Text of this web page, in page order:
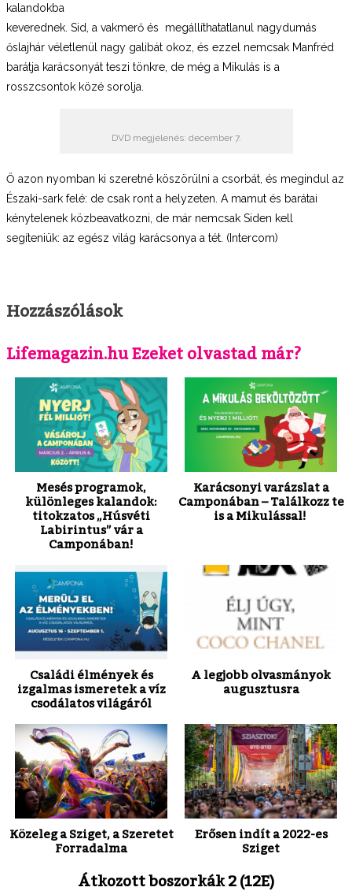
kalandokba
keverednek. Sid, a vakmerő és
megállíthatatlanul nagydumás
őslajhár véletlenül nagy galibát okoz, és ezzel nemcsak Manfréd
barátja karácsonyát teszi tönkre, de még a Mikulás is a
rosszcsontok közé sorolja.
DVD megjelenés: december 7.
Ő azon nyomban ki szeretné köszörülni a csorbát, és megindul az
Északi-sark felé: de csak ront a helyzeten. A mamut és barátai
kénytelenek közbeavatkozni, de már nemcsak Siden kell
segíteniük: az egész világ karácsonya a tét. (Intercom)
Hozzászólások
Lifemagazin.hu Ezeket olvastad már?
Mesés programok,
különleges kalandok:
titokzatos „Húsvéti
Labirintus” vár a
Camponában!
Karácsonyi varázslat a
Camponában – Találkozz te
is a Mikulással!
Családi élmények és
izgalmas ismeretek a víz
csodálatos világáról
A legjobb olvasmányok
augusztusra
Közeleg a Sziget, a Szeretet
Forradalma
Erősen indít a 2022-es
Sziget
Átkozott boszorkák 2 (12E)